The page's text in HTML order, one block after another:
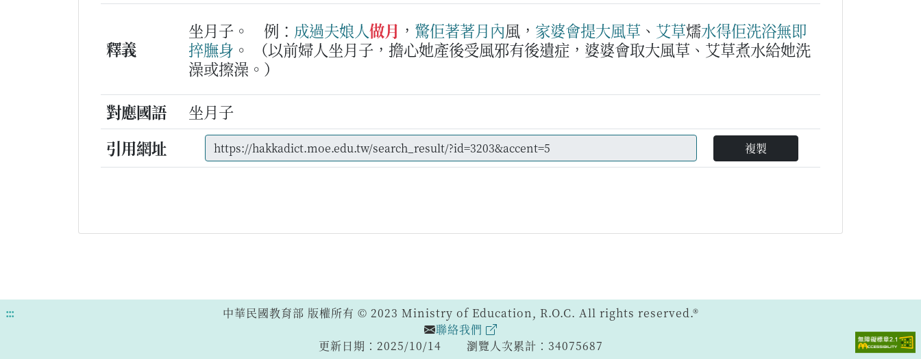
釋義
坐月子。 例： 成過夫娘人做月 ， 驚佢著著月內風， 家婆會提大風草 、 艾草燸水得佢洗浴無即
捽膴身 。
（以前婦人坐月子，擔心她產後受風邪有後遺症，婆婆會取大風草、艾草煮水給她洗
澡或擦澡。）
對應國語
坐月子
引用網址
複製
:::
中華民國教育部 版權所有 © 2023 Ministry of Education, R.O.C. All rights reserved.®
聯絡我們
更新日期：2025/10/14
瀏覽人次累計：34075687